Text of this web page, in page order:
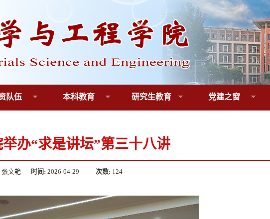
队伍 本科教育 研究生教育 党建之窗
办“求是讲坛”第三十八讲
张文艳 时间: 2026-04-29 次数: 124